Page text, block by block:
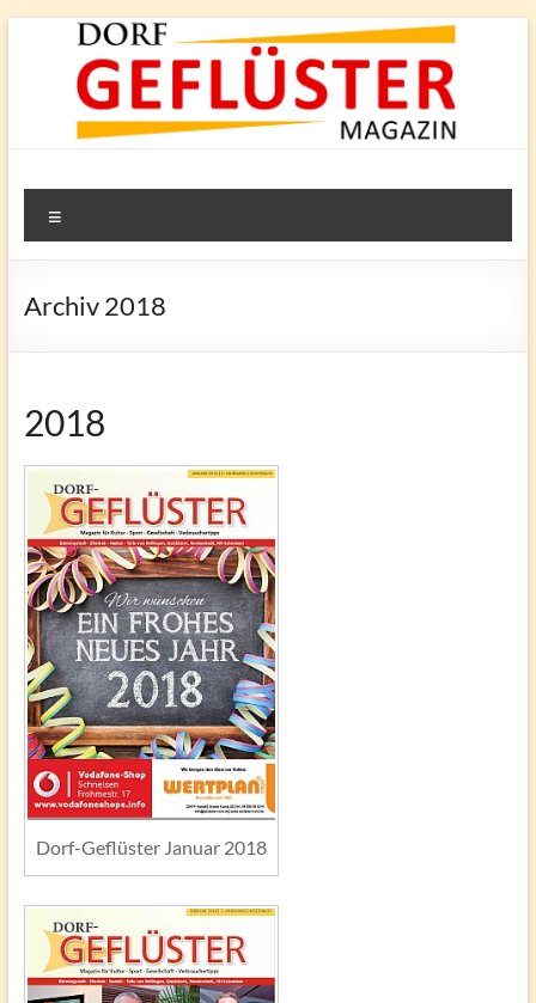
springen
Dorf-
Geflüster
Bönningstedt
Archiv 2018
2018
Dorf-Geflüster Januar 2018